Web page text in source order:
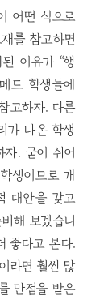
어떤 식으로
를 참고하면
이유가 “행
드 학생들에
고하자. 다른
가 나온 학생
. 굳이 쉬어
생이므로 개
대안을 갖고
해 보겠습니
좋다고 본다.
라면 훨씬 많
만점을 받은